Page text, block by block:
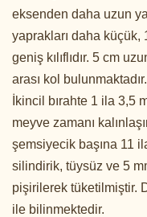
eksenden daha uzun
yaprakları daha küçük,
geniş kılıflıdır. 5 cm
arası kol
İkincil bırahte 1 ila 3,5
meyve zamanı
şemsiyecik başına 11
silindirik, tüysüz ve 5
pişirilerek tüketilmiştir.
ile bilinmektedir.